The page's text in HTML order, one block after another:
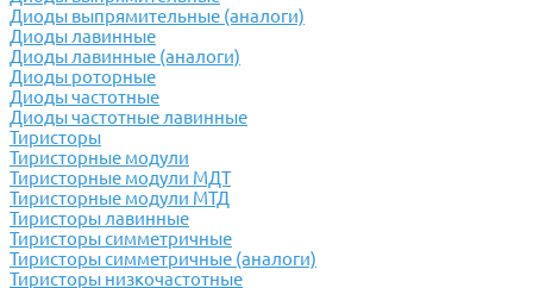
Диоды выпрямительные (аналоги)
Диоды лавинные
Диоды лавинные (аналоги)
Диоды роторные
Диоды частотные
Диоды частотные лавинные
Тиристоры
Тиристорные модули
Тиристорные модули МДТ
Тиристорные модули МТД
Тиристоры лавинные
Тиристоры симметричные
Тиристоры симметричные (аналоги)
Тиристоры низкочастотные